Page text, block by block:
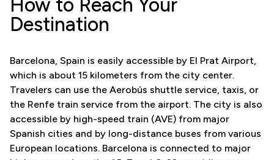
How to Reach Your
Destination
Barcelona, Spain is easily accessible by El Prat Airport,
which is about 15 kilometers from the city center.
Travelers can use the Aerobús shuttle service, taxis, or
the Renfe train service from the airport. The city is also
accessible by high-speed train (AVE) from major
Spanish cities and by long-distance buses from various
European locations. Barcelona is connected to major